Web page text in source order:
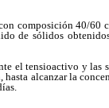
composición 40/60
de sólidos
el tensioactivo y las
alcanzar la